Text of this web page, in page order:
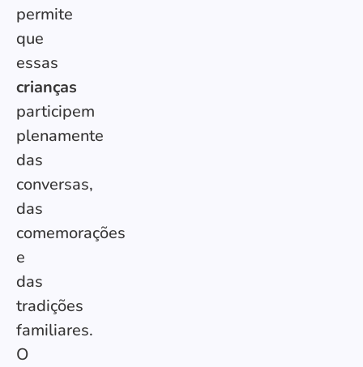
permite
que
essas
crianças
participem
plenamente
das
conversas,
das
comemorações
e
das
tradições
familiares.
O